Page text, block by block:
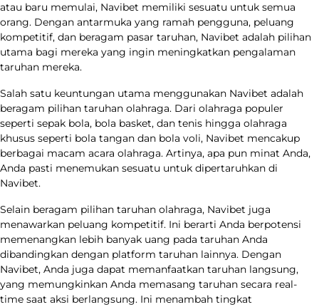
atau baru memulai, Navibet memiliki sesuatu untuk semua
orang. Dengan antarmuka yang ramah pengguna, peluang
kompetitif, dan beragam pasar taruhan, Navibet adalah pilihan
utama bagi mereka yang ingin meningkatkan pengalaman
taruhan mereka.
Salah satu keuntungan utama menggunakan Navibet adalah
beragam pilihan taruhan olahraga. Dari olahraga populer
seperti sepak bola, bola basket, dan tenis hingga olahraga
khusus seperti bola tangan dan bola voli, Navibet mencakup
berbagai macam acara olahraga. Artinya, apa pun minat Anda,
Anda pasti menemukan sesuatu untuk dipertaruhkan di
Navibet.
Selain beragam pilihan taruhan olahraga, Navibet juga
menawarkan peluang kompetitif. Ini berarti Anda berpotensi
memenangkan lebih banyak uang pada taruhan Anda
dibandingkan dengan platform taruhan lainnya. Dengan
Navibet, Anda juga dapat memanfaatkan taruhan langsung,
yang memungkinkan Anda memasang taruhan secara real-
time saat aksi berlangsung. Ini menambah tingkat